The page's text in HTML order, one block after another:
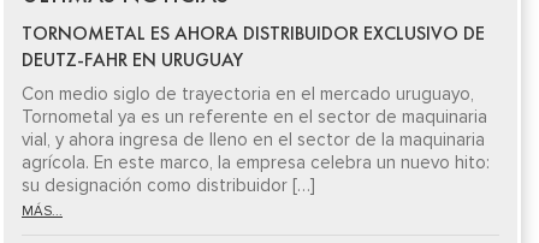
TORNOMETAL ES AHORA DISTRIBUIDOR EXCLUSIVO DE
DEUTZ-FAHR EN URUGUAY
Con medio siglo de trayectoria en el mercado uruguayo,
Tornometal ya es un referente en el sector de maquinaria
vial, y ahora ingresa de lleno en el sector de la maquinaria
agrícola. En este marco, la empresa celebra un nuevo hito:
su designación como distribuidor […]
MÁS...